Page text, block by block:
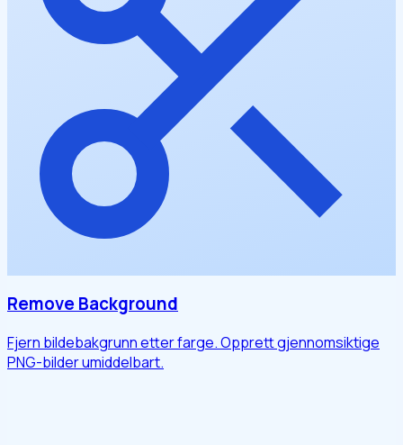
Remove Background
Fjern bildebakgrunn etter farge. Opprett gjennomsiktige
PNG-bilder umiddelbart.